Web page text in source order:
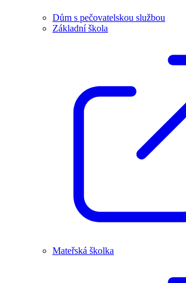
Dům s pečovatelskou službou
Základní škola
Mateřská školka